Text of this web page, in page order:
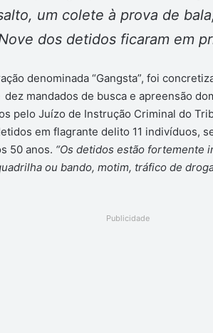
um colete à prova de
dos detidos ficaram em
denominada “Gangsta”, foi
mandados de busca e apreensão
pelo Juízo de Instrução Criminal do
em flagrante delito 11 indivíduos,
50 anos. “Os detidos estão fortemente
ou bando, motim, tráfico de
Publicidade